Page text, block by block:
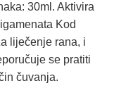
30ml. Aktivira
Kod
liječenje rana, i
se pratiti
čuvanja.